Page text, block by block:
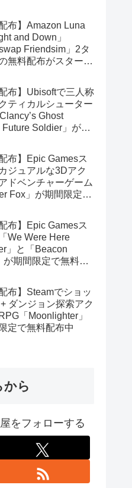
布】Amazon Luna
and Down」
Friendsim」2タ
無料配布がスタート
配布】Ubisoftで三人称
ティカルシューター
Clancy’s Ghost
Future Soldier」が期
版）
布】Epic Gamesス
ジュアルな3Dアク
ドベンチャーゲーム
Fox」が期間限定で
布】Epic Gamesス
We Were Here
」と「Beacon
が期間限定で無料配
布】Steamでショッ
ダンジョン探索アク
「Moonlighter」
定で無料配布中
から
をフォローする